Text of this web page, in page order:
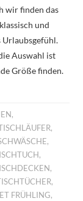
wir finden das
und
Auswahl ist
Größe finden.
,
,
,
,
,
,
FRÜHLING,